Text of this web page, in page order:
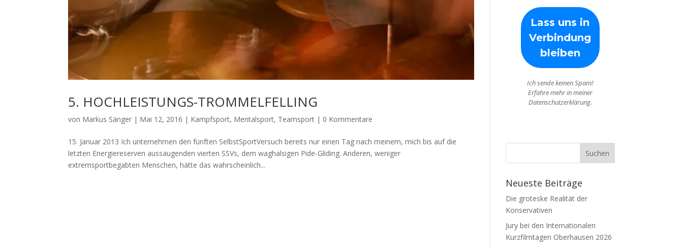
5. HOCHLEISTUNGS-TROMMELFELLING
von Markus Sänger | Mai 12, 2016 | Kampfsport, Mentalsport, Teamsport | 0 Kommentare
15. Januar 2013 Ich unternehmen den fünften SelbstSportVersuch bereits nur einen Tag nach meinem, mich bis auf die
letzten Energiereserven aussaugenden vierten SSVs, dem waghalsigen Pide-Gliding. Anderen, weniger
extremsportbegabten Menschen, hätte das wahrscheinlich...
Ich sende keinen Spam!
Erfahre mehr in meiner
Datenschutzerklärung.
Neueste Beiträge
Die groteske Realität der
Konservativen
Jury bei den Internationalen
Kurzfilmtagen Oberhausen 2026